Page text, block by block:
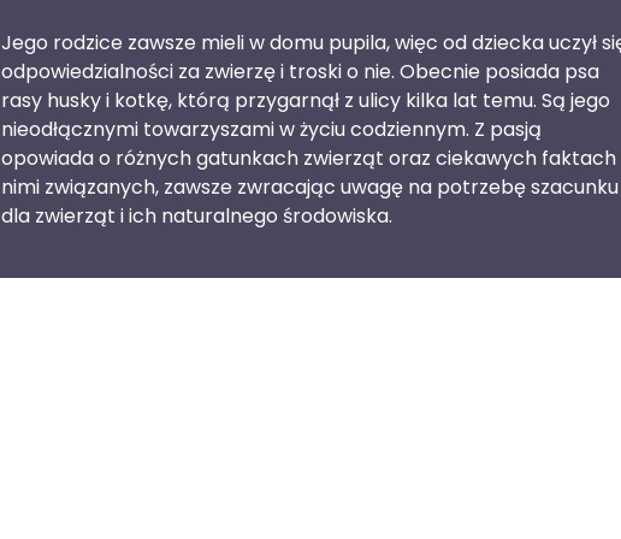
Jego rodzice zawsze mieli w domu pupila, więc od dziecka uczył
odpowiedzialności za zwierzę i troski o nie. Obecnie posiada psa
rasy husky i kotkę, którą przygarnął z ulicy kilka lat temu. Są jego
nieodłącznymi towarzyszami w życiu codziennym. Z pasją
opowiada o różnych gatunkach zwierząt oraz ciekawych faktach
nimi związanych, zawsze zwracając uwagę na potrzebę szacunku
dla zwierząt i ich naturalnego środowiska.